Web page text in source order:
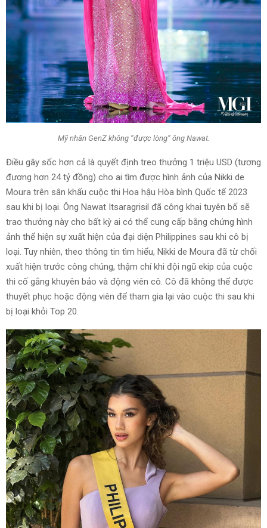
Mỹ nhân GenZ không “được lòng” ông Nawat.
Điều gây sốc hơn cả là quyết định treo thưởng 1 triệu USD (tương
đương hơn 24 tỷ đồng) cho ai tìm được hình ảnh của Nikki de
Moura trên sân khấu cuộc thi Hoa hậu Hòa bình Quốc tế 2023
sau khi bị loại. Ông Nawat Itsaragrisil đã công khai tuyên bố sẽ
trao thưởng này cho bất kỳ ai có thể cung cấp bằng chứng hình
ảnh thể hiện sự xuất hiện của đại diện Philippines sau khi cô bị
loại. Tuy nhiên, theo thông tin tìm hiểu, Nikki de Moura đã từ chối
xuất hiện trước công chúng, thậm chí khi đội ngũ ekip của cuộc
thi cố gắng khuyên bảo và động viên cô. Cô đã không thể được
thuyết phục hoặc động viên để tham gia lại vào cuộc thi sau khi
bị loại khỏi Top 20.